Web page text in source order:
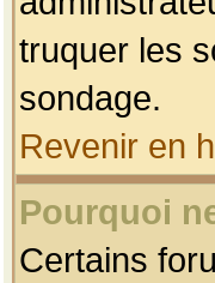
truquer les
sondage.
Revenir en
Pourquoi
Certains